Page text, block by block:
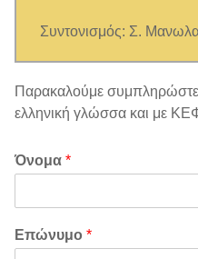
Συντονισμός: Σ.
Παρακαλούμε
ελληνική γλώσσα και με
Όνομα *
Επώνυμο *